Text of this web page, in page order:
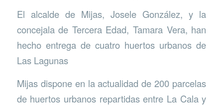
El alcalde de Mijas, Josele González, y la
concejala de Tercera Edad, Tamara Vera, han
hecho entrega de cuatro huertos urbanos de
Las Lagunas
Mijas dispone en la actualidad de 200 parcelas
de huertos urbanos repartidas entre La Cala y